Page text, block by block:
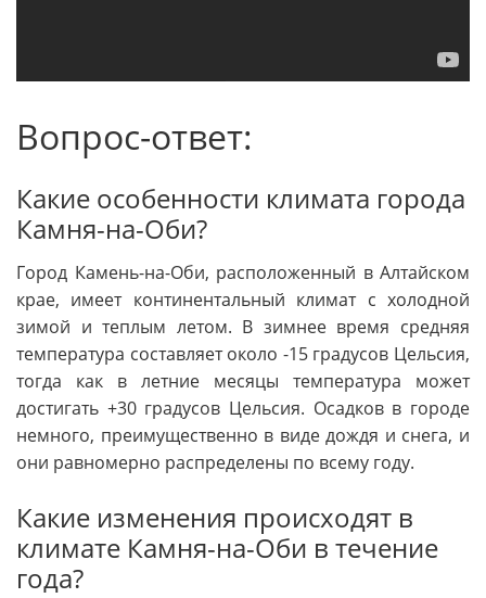
Вопрос-ответ:
Какие особенности климата города
Камня-на-Оби?
Город Камень-на-Оби, расположенный в Алтайском
крае, имеет континентальный климат с холодной
зимой и теплым летом. В зимнее время средняя
температура составляет около -15 градусов Цельсия,
тогда как в летние месяцы температура может
достигать +30 градусов Цельсия. Осадков в городе
немного, преимущественно в виде дождя и снега, и
они равномерно распределены по всему году.
Какие изменения происходят в
климате Камня-на-Оби в течение
года?